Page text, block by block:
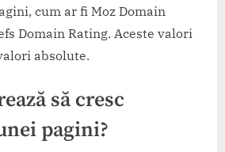
cum ar fi Moz Domain
Domain Rating. Aceste valori
absolute.
să cresc
pagini?